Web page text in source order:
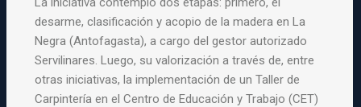
desarme, clasificación y acopio de la madera en La
Negra (Antofagasta), a cargo del gestor autorizado
Servilinares. Luego, su valorización a través de, entre
otras iniciativas, la implementación de un Taller de
Carpintería en el Centro de Educación y Trabajo (CET)